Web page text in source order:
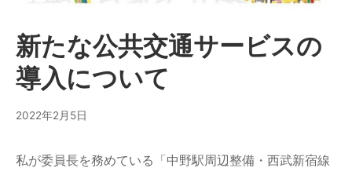
新たな公共交通サービスの
導入について
2022年2月5日
私が委員長を務めている「中野駅周辺整備・西武新宿線